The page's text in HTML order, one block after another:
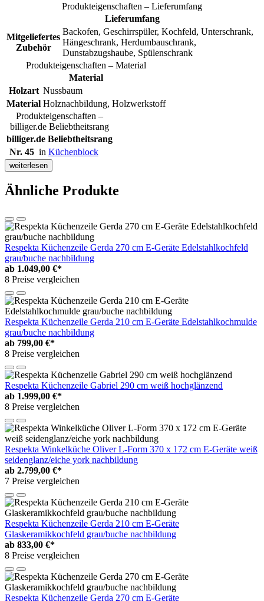
Produkteigenschaften – Lieferumfang
Lieferumfang
Mitgeliefertes
Zubehör
Backofen, Geschirrspüler, Kochfeld, Unterschrank,
Hängeschrank, Herdumbauschrank,
Dunstabzugshaube, Spülenschrank
Produkteigenschaften – Material
Material
Holzart Nussbaum
Material Holznachbildung, Holzwerkstoff
Produkteigenschaften –
billiger.de Beliebtheitsrang
billiger.de Beliebtheitsrang
Nr. 45 in Küchenblock
weiterlesen
Ähnliche Produkte
Respekta Küchenzeile Gerda 270 cm E-Geräte Edelstahlkochfeld
grau/buche nachbildung
ab 1.049,00 €*
8 Preise vergleichen
Respekta Küchenzeile Gerda 210 cm E-Geräte Edelstahlkochmulde
grau/buche nachbildung
ab 799,00 €*
8 Preise vergleichen
Respekta Küchenzeile Gabriel 290 cm weiß hochglänzend
ab 1.999,00 €*
8 Preise vergleichen
Respekta Winkelküche Oliver L-Form 370 x 172 cm E-Geräte weiß
seidenglanz/eiche york nachbildung
ab 2.799,00 €*
7 Preise vergleichen
Respekta Küchenzeile Gerda 210 cm E-Geräte
Glaskeramikkochfeld grau/buche nachbildung
ab 833,00 €*
8 Preise vergleichen
Respekta Küchenzeile Gerda 270 cm E-Geräte